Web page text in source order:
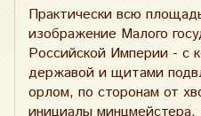
Практически всю
изображение Малого
Российской Империи - с
державой и щитами
орлом, по сторонам от